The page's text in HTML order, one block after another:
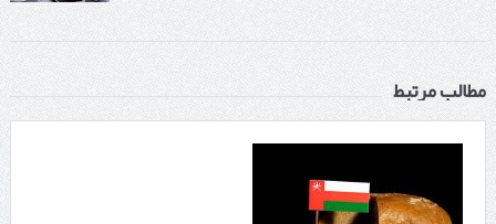
مطالب مرتبط